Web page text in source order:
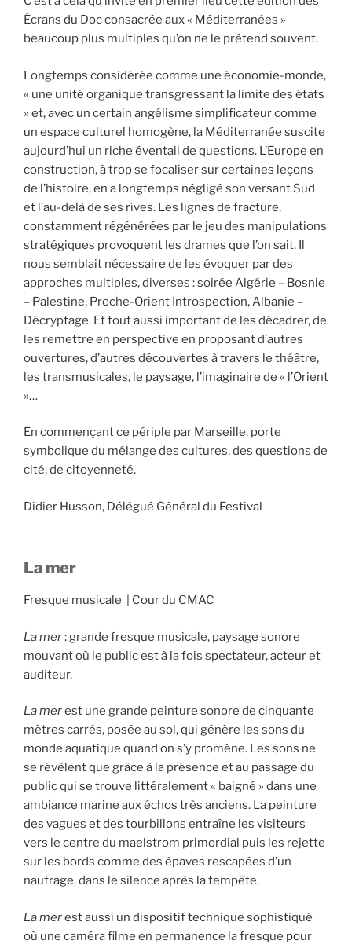
Écrans du Doc consacrée aux « Méditerranées »
beaucoup plus multiples qu’on ne le prétend souvent.
Longtemps considérée comme une économie-monde,
« une unité organique transgressant la limite des états
» et, avec un certain angélisme simplificateur comme
un espace culturel homogène, la Méditerranée suscite
aujourd’hui un riche éventail de questions. L’Europe en
construction, à trop se focaliser sur certaines leçons
de l’histoire, en a longtemps négligé son versant Sud
et l’au-delà de ses rives. Les lignes de fracture,
constamment régénérées par le jeu des manipulations
stratégiques provoquent les drames que l’on sait. Il
nous semblait nécessaire de les évoquer par des
approches multiples, diverses : soirée Algérie – Bosnie
– Palestine, Proche-Orient Introspection, Albanie –
Décryptage. Et tout aussi important de les décadrer, de
les remettre en perspective en proposant d’autres
ouvertures, d’autres découvertes à travers le théâtre,
les transmusicales, le paysage, l’imaginaire de « l’Orient
»…
En commençant ce périple par Marseille, porte
symbolique du mélange des cultures, des questions de
cité, de citoyenneté.
Didier Husson, Délégué Général du Festival
La mer
Fresque musicale | Cour du CMAC
La mer: grande fresque musicale, paysage sonore
mouvant où le public est à la fois spectateur, acteur et
auditeur.
La merest une grande peinture sonore de cinquante
mètres carrés, posée au sol, qui génère les sons du
monde aquatique quand on s’y promène. Les sons ne
se révèlent que grâce à la présence et au passage du
public qui se trouve littéralement « baigné » dans une
ambiance marine aux échos très anciens. La peinture
des vagues et des tourbillons entraîne les visiteurs
vers le centre du maelstrom primordial puis les rejette
sur les bords comme des épaves rescapées d’un
naufrage, dans le silence après la tempête.
La merest aussi un dispositif technique sophistiqué
où une caméra filme en permanence la fresque pour